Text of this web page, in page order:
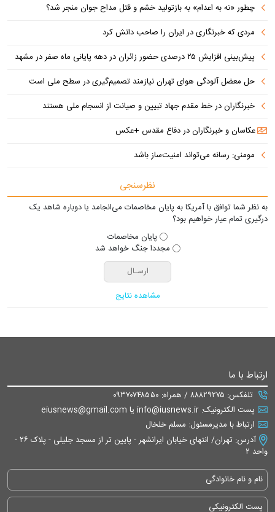
چطور «نه به اعدام» به بازتولید خشم و قتل مداح جوان منجر شد؟
مردی که خبرنگاری در ایران را صاحب دانش کرد
پیش‌بینی افزایش ۲۵ درصدی حضور زائران در دهه پایانی ماه صفر در مشهد
حل معضل آلودگی هوای تهران نیازمند تصمیم‌گیری در سطح ملی است
خبرنگاران در خط مقدم جهاد تبیین و صیانت از انسجام ملی هستند
عکاسان و خبرنگاران در دفاع مقدس +عکس
مومنی: رسانه می‌تواند امنیت‌ساز باشد
نظرسنجی
به نظر شما توافق با آمریکا به پایان مخاصمات می‌انجامد یا دوباره شاهد یک
درگیری تمام عیار خواهیم بود؟
پایان مخاصمات
مجددا جنگ خواهد شد
مشاهده نتایج
ارتباط با ما
تلفکس: ۸۸۸۲۹۲۷۵ / همراه: ۰۹۳۷۰۷۴۸۵۵۰
پست الکترونیک: info@iusnews.ir یا eiusnews@gmail.com
ارتباط با مدیرمسئول: مسلم خلخال
آدرس: تهران/ انتهای خیابان ایرانشهر - پایین تر از مسجد جلیلی - پلاک ۲۶ -
واحد ۲